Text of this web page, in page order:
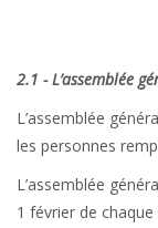
2.1 - L’assemblée
L’assemblée
les personnes
L’assemblée
1 février de